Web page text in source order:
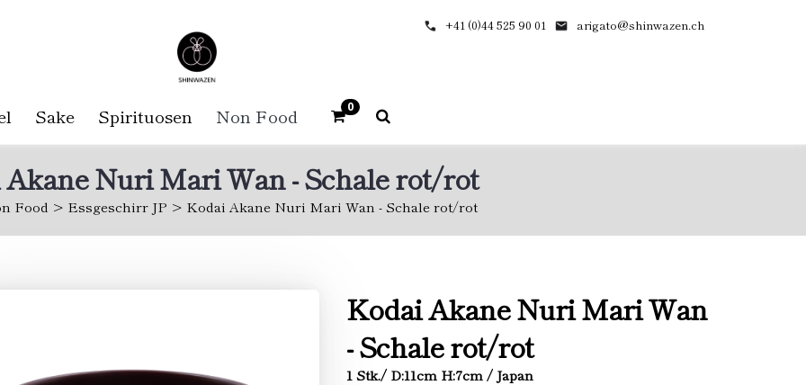
+41 (0)44 525 90 01 arigato@shinwazen.ch
Sake Spirituosen Non Food 0
Nuri Mari Wan - Schale rot/rot
Food Essgeschirr JP Kodai Akane Nuri Mari Wan - Schale rot/rot
Kodai Akane Nuri Mari Wan
- Schale rot/rot
1 Stk./ D:11cm H:7cm / Japan